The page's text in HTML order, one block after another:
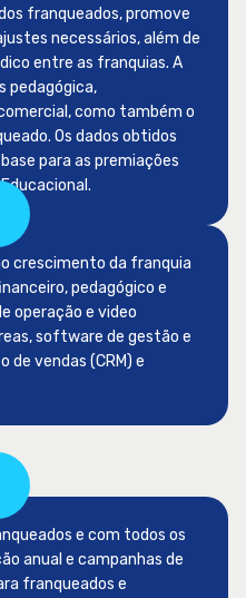
franqueados, promove
necessários, além de
entre as franquias. A
pedagógica,
como também o
Os dados obtidos
para as premiações
crescimento da franquia
pedagógico e
operação e video
software de gestão e
vendas (CRM) e
e com todos os
anual e campanhas de
franqueados e